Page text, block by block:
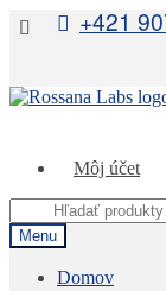
+421
Preskočiť
Preskočiť
Môj účet
Hľadať:
Menu
Domov